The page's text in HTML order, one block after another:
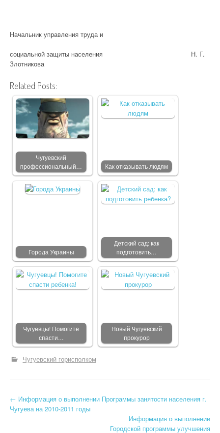
Начальник управления труда и
социальной защиты населения Н. Г.
Злотникова
Related Posts:
Чугуевский
профессиональный…
Как отказывать людям
Города Украины
Детский сад: как
подготовить…
Чугуевцы! Помогите
спасти…
Новый Чугуевский
прокурор
Чугуевский горисполком
Post navigation
← Информация о выполнении Программы занятости населения г.
Чугуева на 2010-2011 годы
Информация о выполнении
Городской программы улучшения